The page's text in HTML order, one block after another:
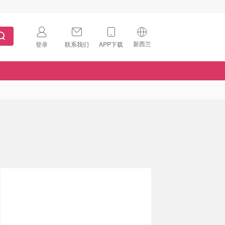
登录 联系我们 APP下载 新西兰
🇺🇸